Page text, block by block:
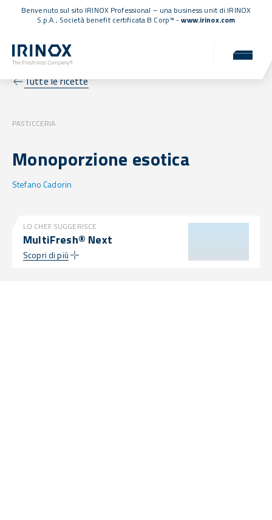
Benvenuto sul sito IRINOX Professional – una business unit di IRINOX
S.p.A., Società benefit certificata B Corp™ -www.irinox.com
Tutte le ricette
PASTICCERIA
Monoporzione esotica
Stefano Cadorin
LO CHEF SUGGERISCE
MultiFresh® Next
Scopri di più